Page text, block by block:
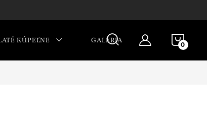
KÚPEĽNE GALÉRIA